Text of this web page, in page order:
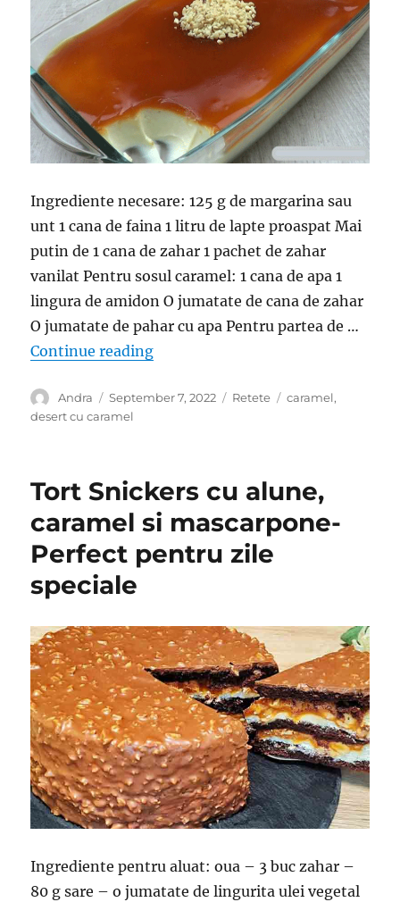
Ingrediente necesare: 125 g de margarina sau
unt 1 cana de faina 1 litru de lapte proaspat Mai
putin de 1 cana de zahar 1 pachet de zahar
vanilat Pentru sosul caramel: 1 cana de apa 1
lingura de amidon O jumatate de cana de zahar
O jumatate de pahar cu apa Pentru partea de …
Continue reading“Prajitura cu caramel- Cremoasa,
Author
Andra
Posted
on
September 7, 2022 Categories
Retete Tags
caramel,
desert cu caramel
Tort Snickers cu alune,
caramel si mascarpone-
Perfect pentru zile
speciale
Ingrediente pentru aluat: oua – 3 buc zahar –
80 g sare – o jumatate de lingurita ulei vegetal